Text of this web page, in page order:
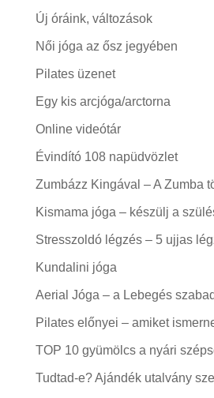
Új óráink, változások
Női jóga az ősz jegyében
Pilates üzenet
Egy kis arcjóga/arctorna
Online videótár
Évindító 108 napüdvözlet
Zumbázz Kingával – A Zumba
Kismama jóga – készülj a
Stresszoldó légzés – 5 ujjas
Kundalini jóga
Aerial Jóga – a Lebegés
Pilates előnyei – amiket
TOP 10 gyümölcs a nyári
Tudtad-e? Ajándék utalvány